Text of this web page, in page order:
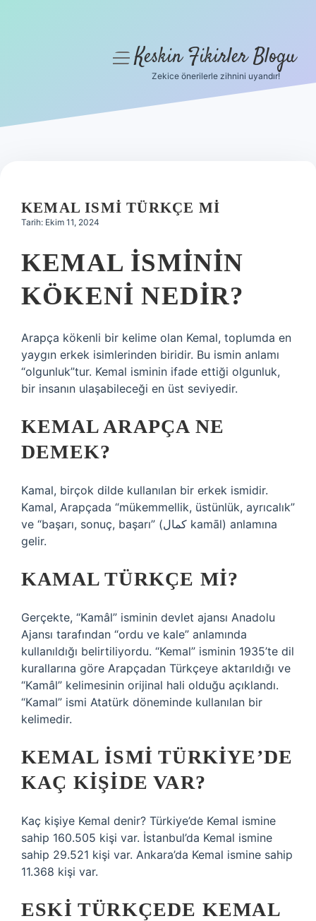
Hakkımızda
menüyüKeskin Fikirler Blogu
Zekice önerilerle zihnini uyandır!
KEMAL ISMI TÜRKÇE MI
Tarih: Ekim 11, 2024
KEMAL ISMININ
KÖKENI NEDIR?
Arapça kökenli bir kelime olan Kemal, toplumda en
yaygın erkek isimlerinden biridir. Bu ismin anlamı
“olgunluk”tur. Kemal isminin ifade ettiği olgunluk,
bir insanın ulaşabileceği en üst seviyedir.
KEMAL ARAPÇA NE
DEMEK?
Kamal, birçok dilde kullanılan bir erkek ismidir.
Kamal, Arapçada “mükemmellik, üstünlük, ayrıcalık”
ve “başarı, sonuç, başarı” (كمال‌ kamāl) anlamına
gelir.
KAMAL TÜRKÇE MI?
Gerçekte, “Kamâl” isminin devlet ajansı Anadolu
Ajansı tarafından “ordu ve kale” anlamında
kullanıldığı belirtiliyordu. “Kemal” isminin 1935’te dil
kurallarına göre Arapçadan Türkçeye aktarıldığı ve
“Kamâl” kelimesinin orijinal hali olduğu açıklandı.
“Kamal” ismi Atatürk döneminde kullanılan bir
kelimedir.
KEMAL ISMI TÜRKIYE’DE
KAÇ KIŞIDE VAR?
Kaç kişiye Kemal denir? Türkiye’de Kemal ismine
sahip 160.505 kişi var. İstanbul’da Kemal ismine
sahip 29.521 kişi var. Ankara’da Kemal ismine sahip
11.368 kişi var.
ESKI TÜRKÇEDE KEMAL